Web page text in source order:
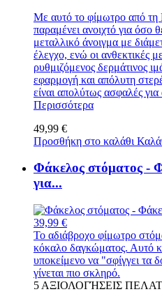
Με αυτό το φίμωτρο από
παραμένει ανοιχτό για όσο
μεταλλικό άνοιγμα με
έλεγχο, ενώ οι ανθεκτικές
ρυθμιζόμενος δερμάτινος
εφαρμογή και απόλυτη
είναι απολύτως ασφαλές
Περισσότερα
49,99 €
Προσθήκη στο καλάθι
Φάκελος στόματος -
για...
39,99 €
Το αδιάβροχο φίμωτρο
κόκαλο δαγκώματος. Αυτό
υποκείμενο να "σφίγγει τα
γίνεται πιο σκληρό.
5 ΑΞΙΟΛΟΓΉΣΕΙΣ